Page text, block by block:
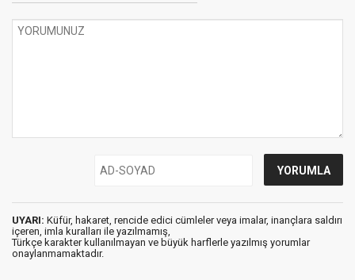
UYARI: Küfür, hakaret, rencide edici cümleler veya imalar, inançlara saldırı
içeren, imla kuralları ile yazılmamış,
Türkçe karakter kullanılmayan ve büyük harflerle yazılmış yorumlar
onaylanmamaktadır.